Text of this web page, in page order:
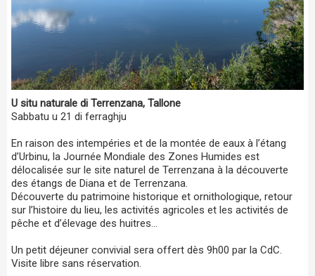
U situ naturale di Terrenzana, Tallone
Sabbatu u 21 di ferraghju
En raison des intempéries et de la montée de eaux à l’étang
d’Urbinu, la Journée Mondiale des Zones Humides est
délocalisée sur le site naturel de Terrenzana à la découverte
des étangs de Diana et de Terrenzana.
Découverte du patrimoine historique et ornithologique, retour
sur l’histoire du lieu, les activités agricoles et les activités de
pêche et d’élevage des huitres…
Un petit déjeuner convivial sera offert dès 9h00 par la CdC.
Visite libre sans réservation.